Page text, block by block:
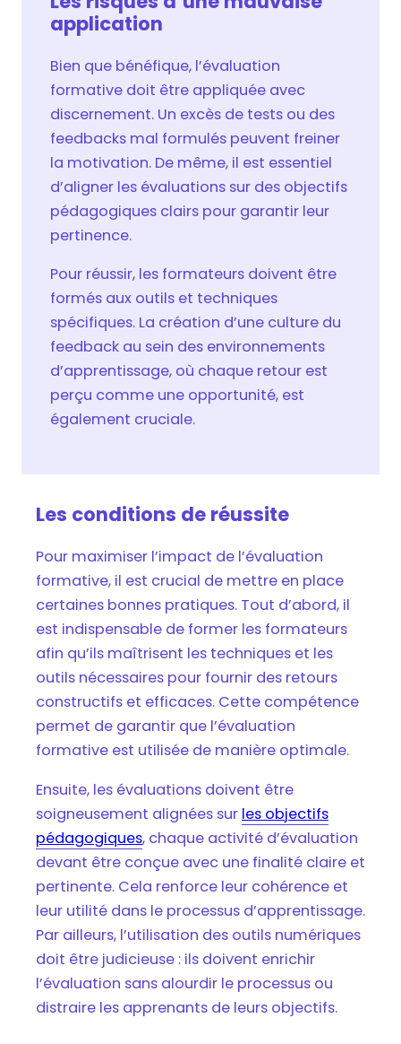
application
Bien que bénéfique, l’évaluation
formative doit être appliquée avec
discernement. Un excès de tests ou des
feedbacks mal formulés peuvent freiner
la motivation. De même, il est essentiel
d’aligner les évaluations sur des objectifs
pédagogiques clairs pour garantir leur
pertinence.
Pour réussir, les formateurs doivent être
formés aux outils et techniques
spécifiques. La création d’une culture du
feedback au sein des environnements
d’apprentissage, où chaque retour est
perçu comme une opportunité, est
également cruciale.
Les conditions de réussite
Pour maximiser l’impact de l’évaluation
formative, il est crucial de mettre en place
certaines bonnes pratiques. Tout d’abord, il
est indispensable de former les formateurs
afin qu’ils maîtrisent les techniques et les
outils nécessaires pour fournir des retours
constructifs et efficaces. Cette compétence
permet de garantir que l’évaluation
formative est utilisée de manière optimale.
Ensuite, les évaluations doivent être
soigneusement alignées sur les objectifs
pédagogiques, chaque activité d’évaluation
devant être conçue avec une finalité claire et
pertinente. Cela renforce leur cohérence et
leur utilité dans le processus d’apprentissage.
Par ailleurs, l’utilisation des outils numériques
doit être judicieuse : ils doivent enrichir
l’évaluation sans alourdir le processus ou
distraire les apprenants de leurs objectifs.